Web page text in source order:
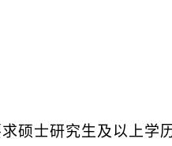
硕士研究生及以上学